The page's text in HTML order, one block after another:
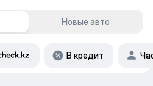
Новые авто
В кредит